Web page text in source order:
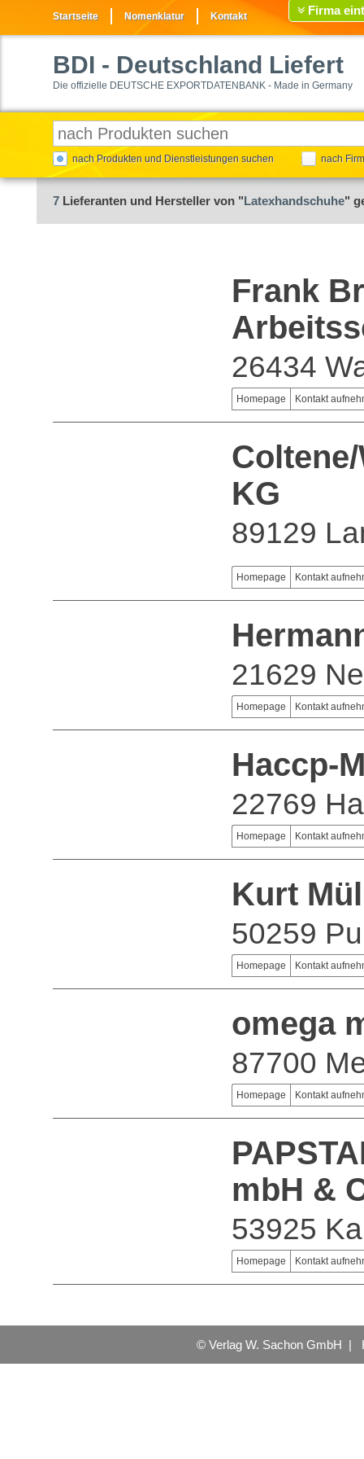
Startseite Nomenklatur Kontakt Firma
BDI - Deutschland Liefert
Die offizielle DEUTSCHE EXPORTDATENBANK - Made in Germany
nach Produkten und Dienstleistungen suchen nach
7 Lieferanten und Hersteller von "Latexhandschuhe"
Frank
26434
Homepage Kontakt
KG
89129
Homepage Kontakt
21629
Homepage Kontakt
Haccp-
22769
Homepage Kontakt
Kurt
50259
Homepage Kontakt
omega
87700
Homepage Kontakt
mbH &
53925
Homepage Kontakt
© Verlag W. Sachon GmbH |